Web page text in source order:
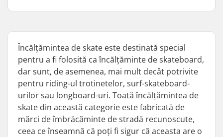
Încălțămintea de skate este destinată special
pentru a fi folosită ca încălțăminte de skateboard,
dar sunt, de asemenea, mai mult decât potrivite
pentru riding-ul trotinetelor, surf-skateboard-
urilor sau longboard-uri. Toată încălțămintea de
skate din această categorie este fabricată de
mărci de îmbrăcăminte de stradă recunoscute,
ceea ce înseamnă că poți fi sigur că aceasta are o